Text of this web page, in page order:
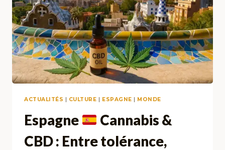
ACTUALITÉS CULTURE ESPAGNE MONDE
Espagne
Cannabis &
CBD : Entre tolérance,